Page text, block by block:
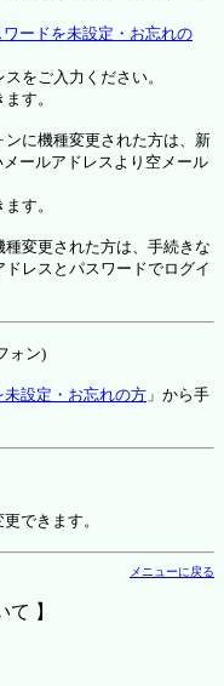
ワードを未設定・お忘れの
をご入力ください。
す。
に機種変更された方は、新
ールアドレスより空メール
す。
変更された方は、手続きな
レスとパスワードでログイ
ォン)
未設定・お忘れの方 」から手
更できます。
メニューに戻る
て 】